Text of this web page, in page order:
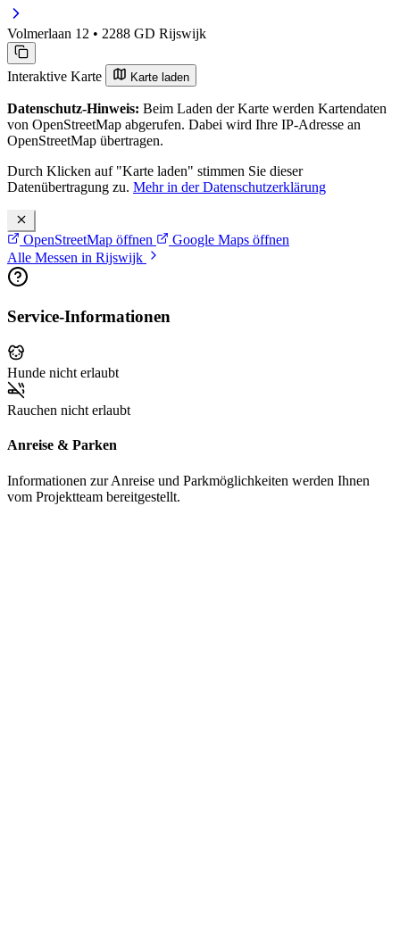
Volmerlaan 12 • 2288 GD Rijswijk
Interaktive Karte Karte laden
Datenschutz-Hinweis: Beim Laden der Karte werden Kartendaten
von OpenStreetMap abgerufen. Dabei wird Ihre IP-Adresse an
OpenStreetMap übertragen.
Durch Klicken auf "Karte laden" stimmen Sie dieser
Datenübertragung zu. Mehr in der Datenschutzerklärung
OpenStreetMap öffnen
Google Maps öffnen
Alle Messen in Rijswijk
Service-Informationen
Hunde nicht erlaubt
Rauchen nicht erlaubt
Anreise & Parken
Informationen zur Anreise und Parkmöglichkeiten werden Ihnen
vom Projektteam bereitgestellt.